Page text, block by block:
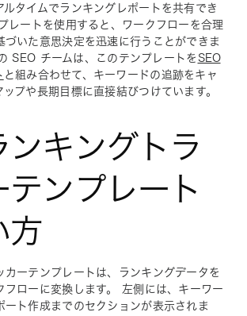
ルタイムでランキングレポートを共有でき
レートを使用すると、ワークフローを合理
づいた意思決定を迅速に行うことができま
SEO チームは、このテンプレートを SEO
と組み合わせて、キーワードの追跡をキャ
ップや長期目標に直接結びつけています。
ンキングトラ
テンプレート
方
カーテンプレートは、ランキングデータを
フローに変換します。 左側には、キーワー
ート作成までのセクションが表示されま